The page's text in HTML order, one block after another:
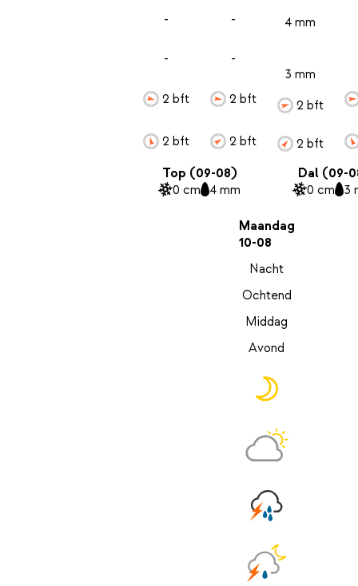
-
-
2 bft
2 bft
-
-
2 bft
2 bft
4 mm
3 mm
2 bft
2 bft
Top (09-08)
0 cm 4 mm
Dal (09-
0 cm 3
Maandag
10-08
Nacht
Ochtend
Middag
Avond